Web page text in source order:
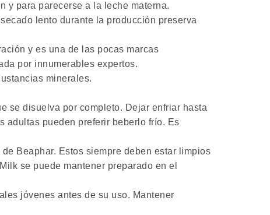
y para parecerse a la leche materna.
lento durante la producción preserva
y es una de las pocas marcas
por innumerables expertos.
minerales.
se disuelva por completo. Dejar enfriar hasta
adultas pueden preferir beberlo frío. Es
Beaphar. Estos siempre deben estar limpios
se puede mantener preparado en el
jóvenes antes de su uso. Mantener